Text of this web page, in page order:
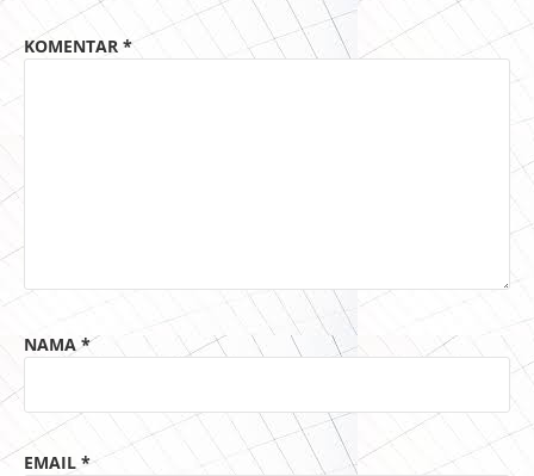
KOMENTAR *
NAMA*
EMAIL *